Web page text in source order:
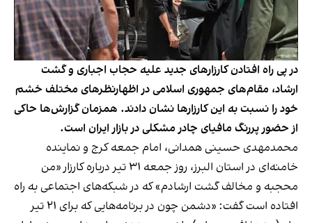
در پی راه افتادن کارزارهای جدید علیه حجاب اجباری و گشت
ارشاد، مقام‌های جمهوری اسلامی در اظهارنظرهای مختلف خشم
خود را نسبت به این کارزارها نشان دادند. همزمان گزارش‌ها حاکی
از حضور پررنگ مافیای چادر مشکلی در بازار ایران است.
محمدمهدی حسینی‌ همدانی، امام جمعه کرج و نماینده
خامنه‌ای در استان البرز، روز جمعه ۳۱ تیر درباره کارزار «من
محجبه و مخالف گشت ارشادم» که در شبکه‌های اجتماعی به راه
افتاده است گفت: «دشمن چون در برنامه‌هایی که برای ۲۱ تیر